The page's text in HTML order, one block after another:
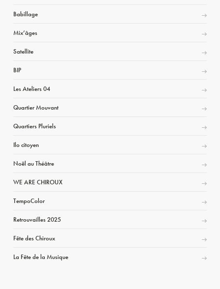
Babillage
Mix’âges
Satellite
BIP
Les Ateliers 04
Quartier Mouvant
Quartiers Pluriels
Ilo citoyen
Noël au Théâtre
WE ARE CHIROUX
TempoColor
Retrouvailles 2025
Fête des Chiroux
La Fête de la Musique